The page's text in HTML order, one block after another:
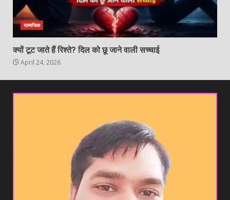
सामाजिक
क्यों टूट जाते हैं रिश्ते? दिल को छू जाने वाली सच्चाई
April 24, 2026